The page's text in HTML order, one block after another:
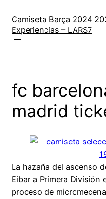
contenido
Camiseta Barça 2024
Experiencias – LARS7
fc
madrid
La hazaña del ascenso
Eibar a Primera División
proceso de